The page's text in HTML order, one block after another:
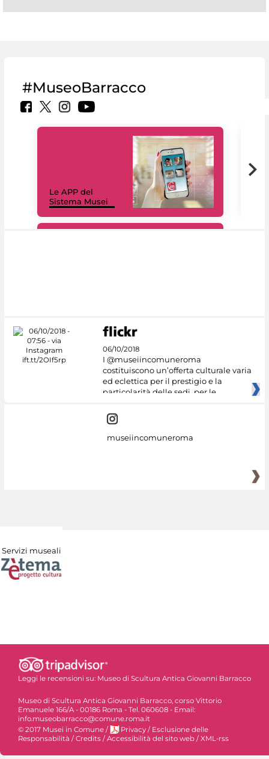
#MuseoBarracco
Le APP del
Sistema Musei
06/10/2018
I @museiincomuneroma
costituiscono un’offerta culturale varia
ed eclettica per il prestigio e la
particolarità delle sedi, per le
museiincomuneroma
Servizi museali
Leggi le recensioni su: Museo di Scultura Antica Giovanni Barracco
Museo di Scultura Antica Giovanni Barracco, corso Vittorio
Emanuele 166/A - 00186 Roma - Tel. 060608 - Email:
info.museobarracco@comune.roma.it
© 2017 Musei in Comune / Privacy / Esclusione delle
Responsabilità / Credits / Accessibilità del sito web / XML-rss